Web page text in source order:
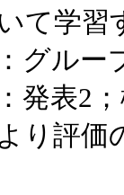
て学習
グルー
発表2
り評価